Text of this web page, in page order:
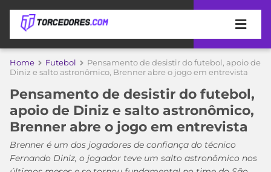
APOSTAS
DE
APOSTA
MELHORES
SITES
COPA
DO
MUNDO
Home Futebol
Pensamento de desistir do futebol, apoio de
Diniz e salto astronômico, Brenner abre o jogo em entrevista
Pensamento de desistir do futebol,
apoio de Diniz e salto astronômico,
Brenner abre o jogo em entrevista
Brenner é um dos jogadores de confiança do técnico
Fernando Diniz, o jogador teve um salto astronômico nos
Acesse o perfil do autor